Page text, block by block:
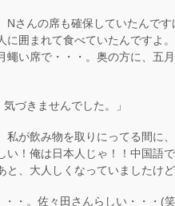
Nさんの席も確保していたんで
に囲まれて食べていたんですよ
蠅い席で・・・。奥の方に、五
づきませんでした。」
私が飲み物を取りにってる間に
い！俺は日本人じゃ！！中国語
と、大人しくなっていましたけど
・。佐々田さんらしい・・・(笑